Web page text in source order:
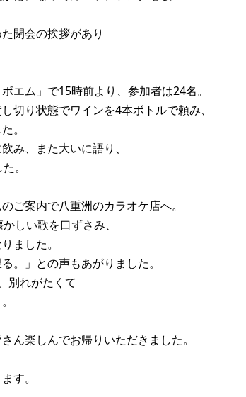
閉会の挨拶があり
ム」で15時前より、参加者は24名。
切り状態でワインを4本ボトルで頼み、
。
み、また大いに語り、
。
ご案内で八重洲のカラオケ店へ。
しい歌を口ずさみ、
ました。
。」との声もあがりました。
別れがたくて
ん楽しんでお帰りいただきました。
す。